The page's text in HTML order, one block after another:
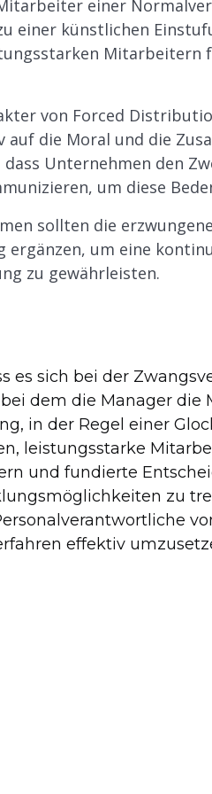
einer
einer künstlichen
Mitarbeitern
von Forced
die Moral und die
Unternehmen den
um diese
sollten die
ergänzen, um eine
zu gewährleisten.
es sich bei der
dem die Manager die
in der Regel einer
leistungsstarke
und fundierte
zu
effektiv